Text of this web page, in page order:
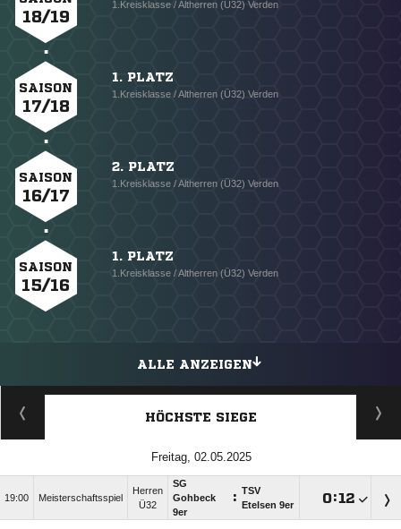
18/19
1.Kreisklasse / Altherren (Ü32) Verden
SAISON
17/18
1. PLATZ
1.Kreisklasse / Altherren (Ü32) Verden
SAISON
16/17
2. PLATZ
1.Kreisklasse / Altherren (Ü32) Verden
SAISON
15/16
1. PLATZ
1.Kreisklasse / Altherren (Ü32) Verden
ALLE ANZEIGEN
HÖCHSTE SIEGE
Freitag, 02.05.2025
19:00 Meisterschaftsspiel
Herren
Ü32
SG
Gohbeck
9er
: TSV
Etelsen 9er
: